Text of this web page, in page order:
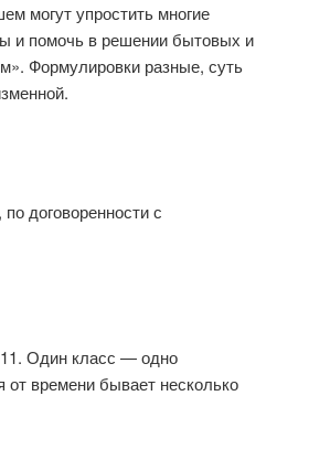
могут упростить многие
и помочь в решении бытовых и
Формулировки разные, суть
договоренности с
Один класс — одно
времени бывает несколько